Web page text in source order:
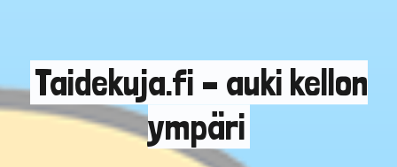
Taidekuja.fi – auki kellon
ympäri